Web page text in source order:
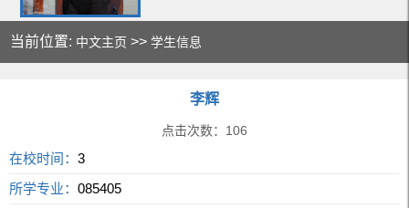
当前位置: 中文主页 >>学生信息
李辉
点击次数： 106
在校时间：3
所学专业：085405